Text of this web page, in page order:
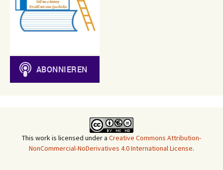
This work is licensed under a Creative Commons Attribution-
NonCommercial-NoDerivatives 4.0 International License.